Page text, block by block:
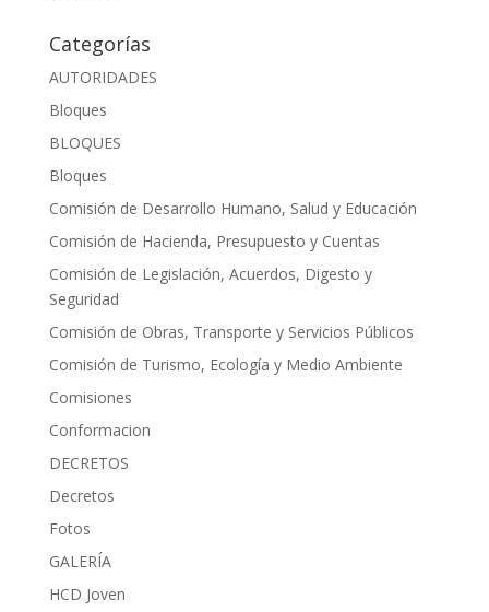
Categorías
AUTORIDADES
Bloques
BLOQUES
Bloques
Comisión de Desarrollo Humano, Salud y Educación
Comisión de Hacienda, Presupuesto y Cuentas
Comisión de Legislación, Acuerdos, Digesto y
Seguridad
Comisión de Obras, Transporte y Servicios Públicos
Comisión de Turismo, Ecología y Medio Ambiente
Comisiones
Conformacion
DECRETOS
Decretos
Fotos
GALERÍA
HCD Joven